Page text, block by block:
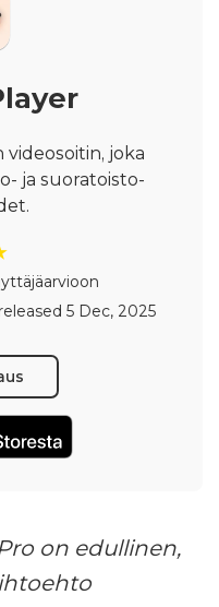
videosoitin, joka
ja suoratoisto-
5 Dec, 2025
on edullinen,